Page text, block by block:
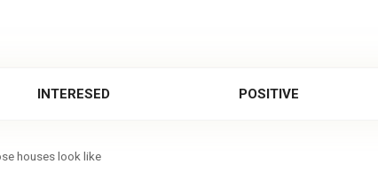
INTERESED POSITIVE
houses look like